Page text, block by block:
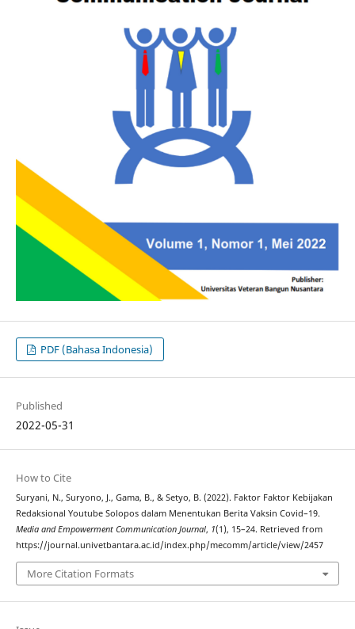
PDF (Bahasa Indonesia)
Published
2022-05-31
How to Cite
Suryani, N., Suryono, J., Gama, B., & Setyo, B. (2022). Faktor Faktor Kebijakan
Redaksional Youtube Solopos dalam Menentukan Berita Vaksin Covid–19.
Media and Empowerment Communication Journal, 1(1), 15–24. Retrieved from
https://journal.univetbantara.ac.id/index.php/mecomm/article/view/2457
More Citation Formats